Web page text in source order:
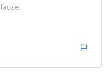
und hilft gerne
über das Dreamteam
Urlaub ist einer